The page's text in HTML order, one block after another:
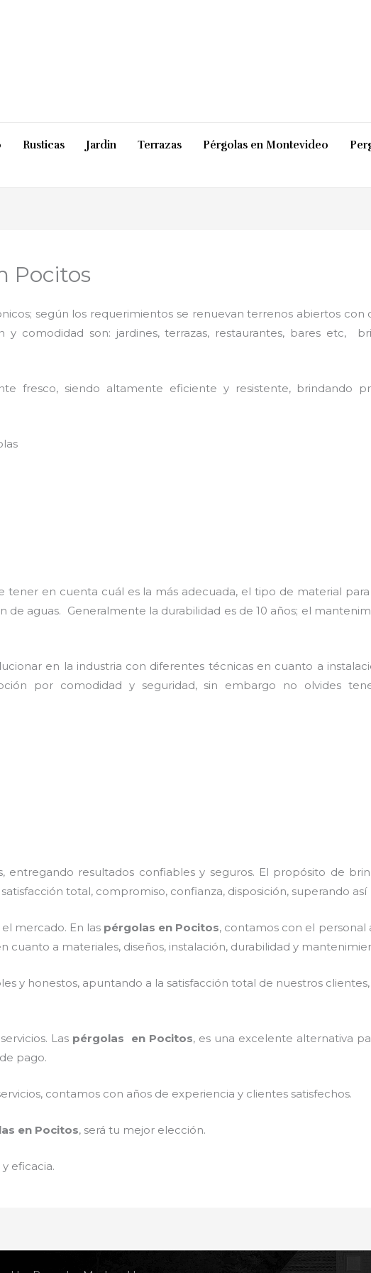
Rusticas Jardin Terrazas Pérgolas en Montevideo
Pocitos
según los requerimientos se renuevan terrenos abiertos con
y comodidad son: jardines, terrazas, restaurantes, bares etc,
fresco, siendo altamente eficiente y resistente, brindando
tener en cuenta cuál es la más adecuada, el tipo de material
de aguas. Generalmente la durabilidad es de 10 años; el
en la industria con diferentes técnicas en cuanto a
por comodidad y seguridad, sin embargo no olvides
entregando resultados confiables y seguros. El propósito de
total, compromiso, confianza, disposición, superando
mercado. En las pérgolas en Pocitos, contamos con el personal
cuanto a materiales, diseños, instalación, durabilidad y
y honestos, apuntando a la satisfacción total de nuestros
Las pérgolas en Pocitos, es una excelente alternativa
pago.
contamos con años de experiencia y clientes satisfechos.
en Pocitos, será tu mejor elección.
eficacia.